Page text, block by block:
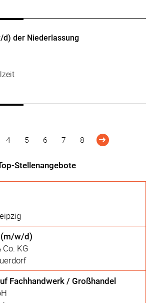
Stellenangebote
(m/w/d)
KG
Fachhandwerk / Großhandel
der Niederlassung
4 5 6 7 8